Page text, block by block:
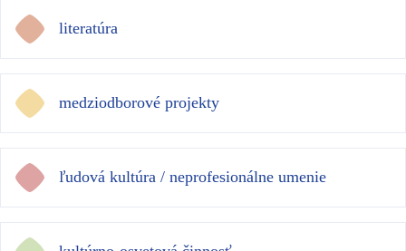
literatúra
medziodborové projekty
ľudová kultúra / neprofesionálne umenie